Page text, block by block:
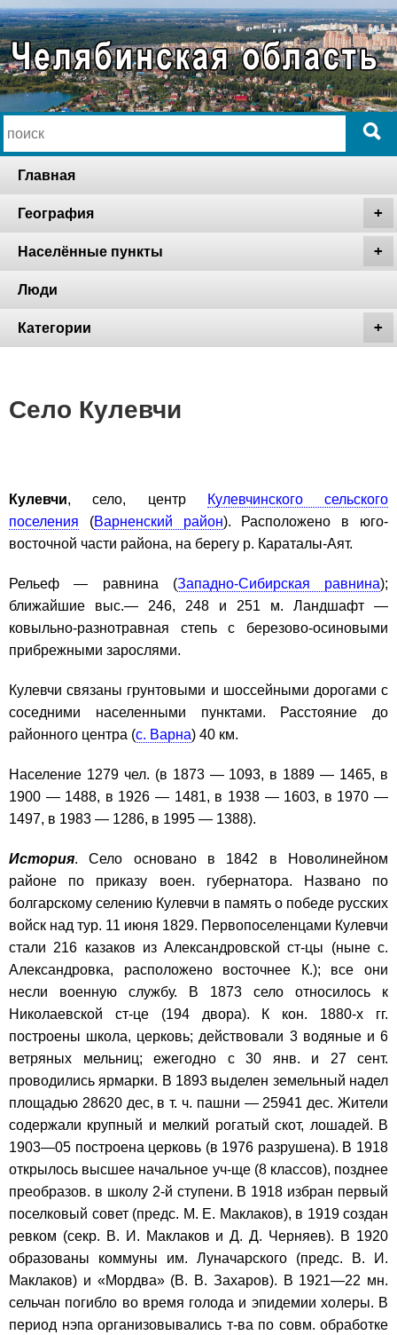
Главная
География
Населённые пункты
Люди
Категории
Село Кулевчи
Кулевчи, село, центр
Кулевчинского сельского
поселения (Варненский район). Расположено в юго-
восточной части района, на берегу р. Караталы-Аят.
Рельеф — равнина (Западно-Сибирская равнина);
ближайшие выс.— 246, 248 и 251 м. Ландшафт —
ковыльно-разнотравная степь с березово-осиновыми
прибрежными зарослями.
Кулевчи связаны грунтовыми и шоссейными дорогами с
соседними населенными пунктами. Расстояние до
районного центра (с. Варна) 40 км.
Население 1279 чел. (в 1873 — 1093, в 1889 — 1465, в
1900 — 1488, в 1926 — 1481, в 1938 — 1603, в 1970 —
1497, в 1983 — 1286, в 1995 — 1388).
История. Село основано в 1842 в Новолинейном
районе по приказу воен. губернатора. Названо по
болгарскому селению Кулевчи в память о победе русских
войск над тур. 11 июня 1829. Первопоселенцами Кулевчи
стали 216 казаков из Александровской ст-цы (ныне с.
Александровка, расположено восточнее К.); все они
несли военную службу. В 1873 село относилось к
Николаевской ст-це (194 двора). К кон. 1880-х гг.
построены школа, церковь; действовали 3 водяные и 6
ветряных мельниц; ежегодно с 30 янв. и 27 сент.
проводились ярмарки. В 1893 выделен земельный надел
площадью 28620 дес, в т. ч. пашни — 25941 дес. Жители
содержали крупный и мелкий рогатый скот, лошадей. В
1903—05 построена церковь (в 1976 разрушена). В 1918
открылось высшее начальное уч-ще (8 классов), позднее
преобразов. в школу 2-й ступени. В 1918 избран первый
поселковый совет (предс. М. Е. Маклаков), в 1919 создан
ревком (секр. В. И. Маклаков и Д. Д. Черняев). В 1920
образованы коммуны им. Луначарского (предс. В. И.
Маклаков) и «Мордва» (В. В. Захаров). В 1921—22 мн.
сельчан погибло во время голода и эпидемии холеры. В
период нэпа организовывались т-ва по совм. обработке